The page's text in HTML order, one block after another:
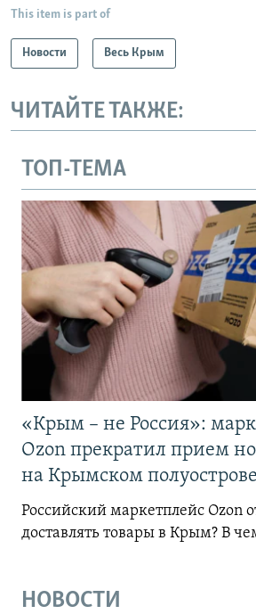
This item is part of
Новости Весь Крым
ЧИТАЙТЕ ТАКЖЕ:
ТОП-ТЕМА
«Крым – не Россия»:
Ozon прекратил прием
на Крымском полуострове
Российский маркетплейс Ozon
доставлять товары в Крым? В
НОВОСТИ